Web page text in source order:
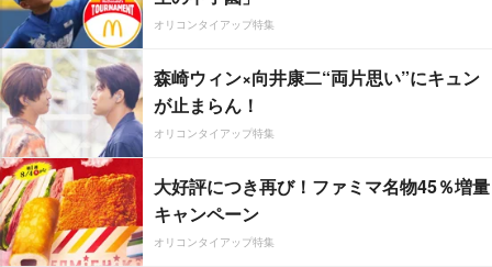
オリコンタイアップ特集
森崎ウィン×向井康二“両片思い”にキュン
が止まらん！
オリコンタイアップ特集
大好評につき再び！ファミマ名物45％増量
キャンペーン
オリコンタイアップ特集